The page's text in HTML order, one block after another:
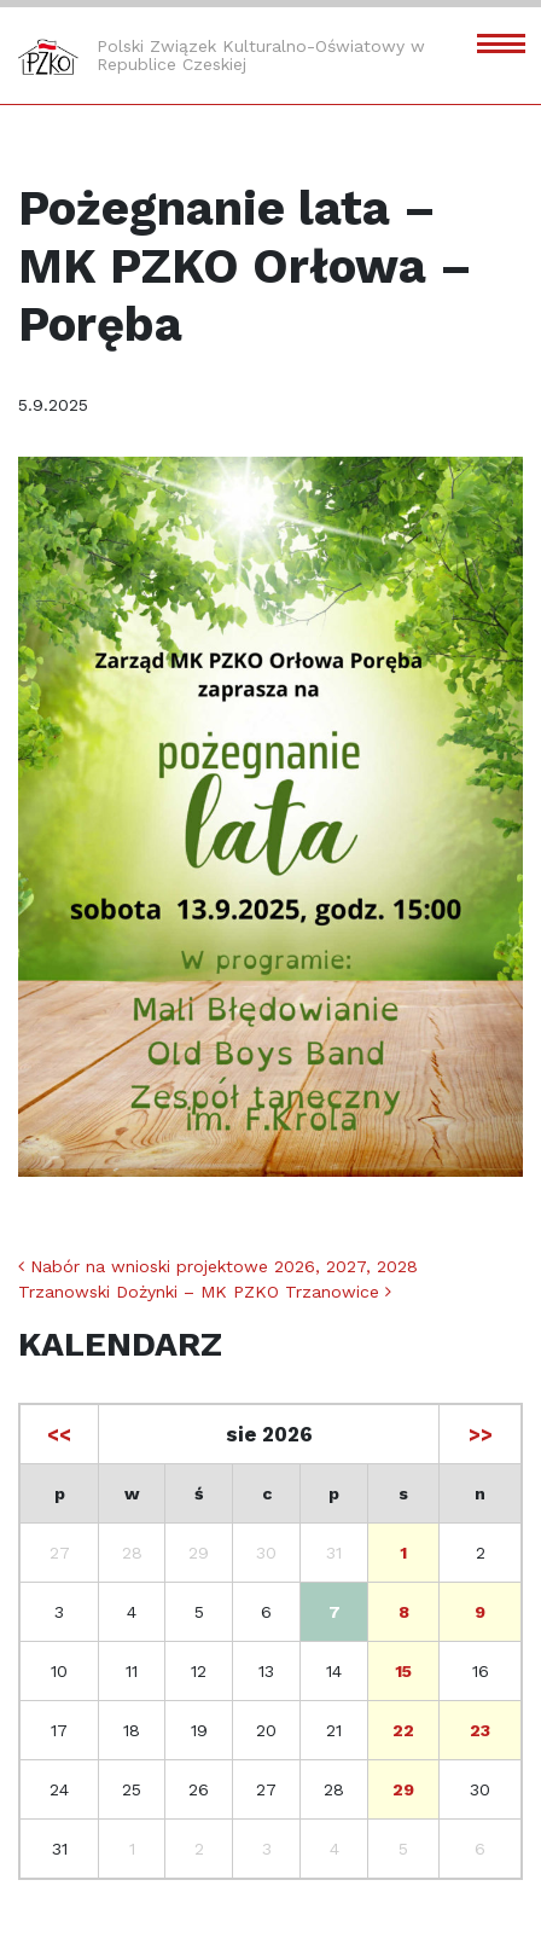
Polski Związek Kulturalno-Oświatowy w
Republice Czeskiej
Pożegnanie lata –
MK PZKO Orłowa –
Poręba
5.9.2025
Nawigacja po artykułach
Nabór na wnioski projektowe 2026, 2027, 2028
Trzanowski Dożynki – MK PZKO Trzanowice
KALENDARZ
<< sie 2026 >>
p w ś c p s n
27 28 29 30 31 1 2
3 4 5 6 7 8 9
10 11 12 13 14 15 16
17 18 19 20 21 22 23
24 25 26 27 28 29 30
31 1 2 3 4 5 6